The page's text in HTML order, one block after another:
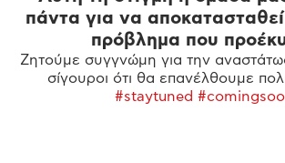
πάντα για να αποκατασταθεί
πρόβλημα που
Ζητούμε συγγνώμη για την
σίγουροι ότι θα επανέλθουμε
#staytuned